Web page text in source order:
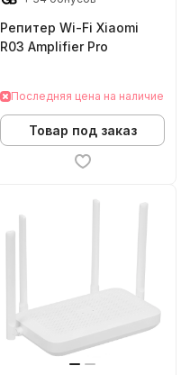
Репитер Wi-Fi Xiaomi
R03 Amplifier Pro
Последняя цена на наличие
Товар под заказ